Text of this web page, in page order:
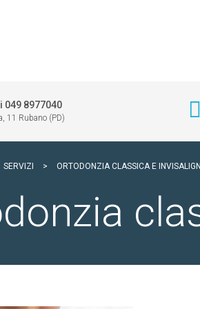
049 8977040
11 Rubano (PD)
SERVIZI > ORTODONZIA CLASSICA E INVISALIGN